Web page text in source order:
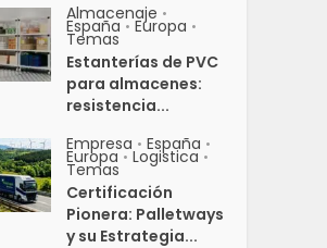
Almacenaje •
España • Europa •
Temas
Estanterías de PVC
para almacenes:
resistencia...
Empresa • España •
Europa • Logistica •
Temas
Certificación
Pionera: Palletways
y su Estrategia...